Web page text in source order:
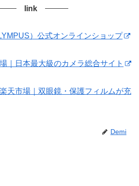
link
）公式オンラインショップ
｜日本最大級のカメラ総合サイト
天市場｜双眼鏡・保護フィルムが充
Demi